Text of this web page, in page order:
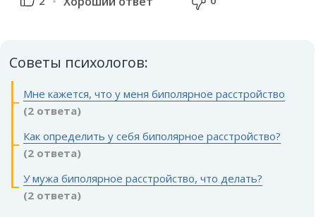
Советы психологов:
Мне кажется, что у меня биполярное расстройство
(2 ответа)
Как определить у себя биполярное расстройство?
(2 ответа)
У мужа биполярное расстройство, что делать?
(2 ответа)